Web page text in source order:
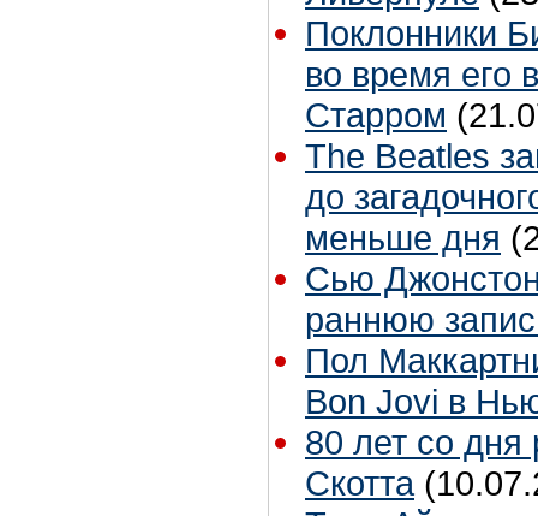
Поклонники
во время его
Старром
The Beatles
до
меньше дня
Сью
раннюю
Пол
Bon Jovi в
80 лет со
Скотта